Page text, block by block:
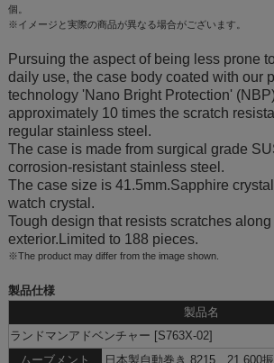
個。
※イメージと実際の商品が異なる場合がございます。
Pursuing the aspect of being less prone
daily use, the case body coated with our
technology 'Nano Bright Protection'
approximately 10 times the scratch
regular stainless steel.
The case is made from surgical grade
corrosion-resistant stainless steel.
The case size is 41.5mm.Sapphire
watch crystal.
Tough design that resists scratches
exterior.Limited to 188 pieces.
※The product may differ from the image shown.
製品仕様
製品名
ランドマンアドベンチャー [S763X-02]
ムーブメント
日本製自動巻き 8215、21,600